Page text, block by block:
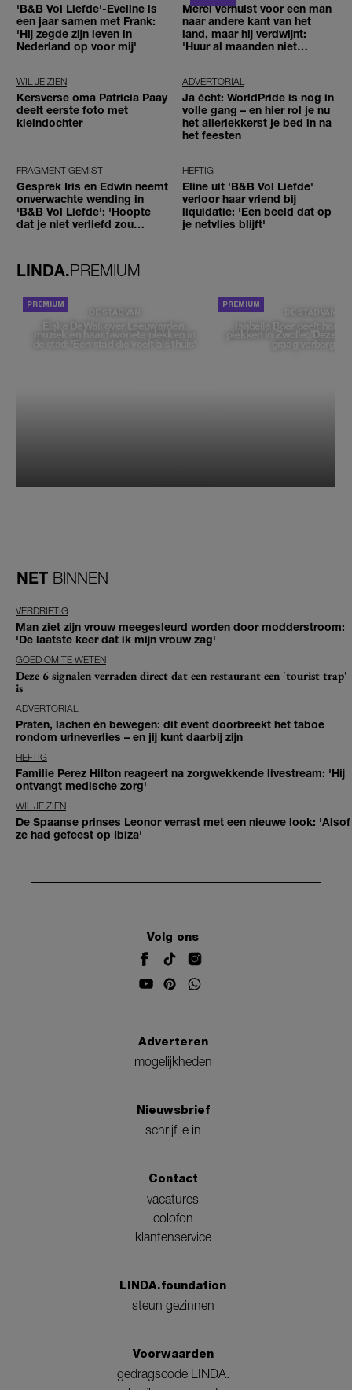
'B&B Vol Liefde'-Eveline is
een jaar samen met Frank:
'Hij zegde zijn leven in
Nederland op voor mij'
Merel verhuist voor een man
naar andere kant van het
land, maar hij verdwijnt:
'Huur al maanden niet
WIL JE ZIEN
Kersverse oma Patricia Paay
deelt eerste foto met
kleindochter
ADVERTORIAL
Ja écht: WorldPride is nog in
volle gang – en hier rol je nu
het allerlekkerst je bed in na
het feesten
FRAGMENT GEMIST
Gesprek Iris en Edwin neemt
onverwachte wending in
'B&B Vol Liefde': 'Hoopte
dat je niet verliefd zou
HEFTIG
Eline uit 'B&B Vol Liefde'
verloor haar vriend bij
liquidatie: 'Een beeld dat op
je netvlies blijft'
LINDA.PREMIUM
DE STAD VAN
Elske DeWall over Leeuwarden,
muziek en haar favoriete plekken in
de stad: 'Een stad die voelt als thuis'
DE STAD VAN
Isabelle Boer deelt haar
plekken in Zwolle: 'Deze
graag verborgen'
NET BINNEN
VERDRIETIG
Man ziet zijn vrouw meegesleurd worden door modderstroom:
'De laatste keer dat ik mijn vrouw zag'
GOED OM TE WETEN
Deze 6 signalen verraden direct dat een restaurant een 'tourist trap'
is
ADVERTORIAL
Praten, lachen én bewegen: dit event doorbreekt het taboe
rondom urineverlies – en jij kunt daarbij zijn
HEFTIG
Familie Perez Hilton reageert na zorgwekkende livestream: 'Hij
ontvangt medische zorg'
WIL JE ZIEN
De Spaanse prinses Leonor verrast met een nieuwe look: 'Alsof
ze had gefeest op Ibiza'
Volg ons
Adverteren
mogelijkheden
Nieuwsbrief
schrijf je in
Contact
vacatures
colofon
klantenservice
LINDA.foundation
steun gezinnen
Voorwaarden
gedragscode LINDA.